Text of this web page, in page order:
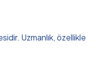
Uzmanlık, özellikle